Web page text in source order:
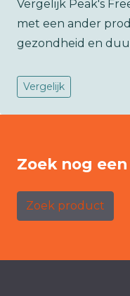
Vergelijk Peak's
met een ander
gezondheid en
Vergelijk
Zoek nog
Zoek product